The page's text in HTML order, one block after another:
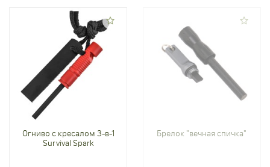
Огниво с кресалом 3-в-1
Survival Spark
Брелок "вечная спичка"